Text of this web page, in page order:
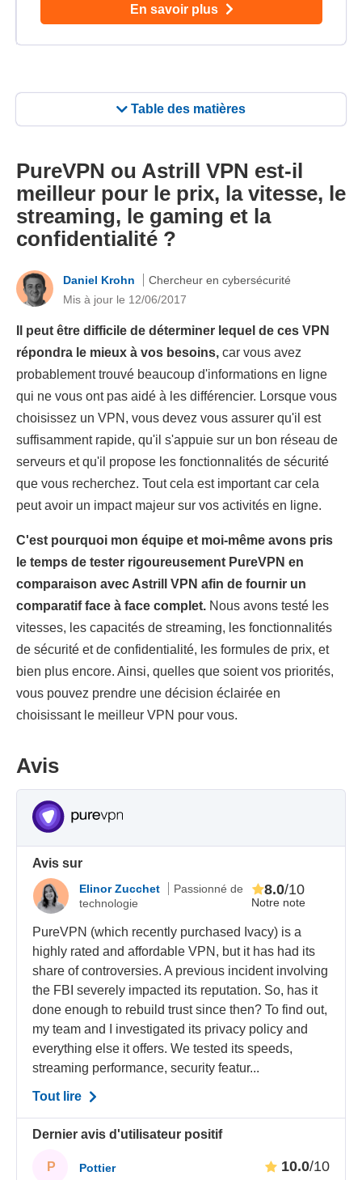
Table des matières
En savoir plus
PureVPN ou Astrill VPN est-il
meilleur pour le prix, la vitesse, le
streaming, le gaming et la
confidentialité ?
Daniel Krohn
Chercheur en cybersécurité
Mis à jour le 12/06/2017
Il peut être difficile de déterminer lequel de ces VPN
répondra le mieux à vos besoins, car vous avez
probablement trouvé beaucoup d'informations en ligne
qui ne vous ont pas aidé à les différencier. Lorsque vous
choisissez un VPN, vous devez vous assurer qu'il est
suffisamment rapide, qu'il s'appuie sur un bon réseau de
serveurs et qu'il propose les fonctionnalités de sécurité
que vous recherchez. Tout cela est important car cela
peut avoir un impact majeur sur vos activités en ligne.
C'est pourquoi mon équipe et moi-même avons pris
le temps de tester rigoureusement PureVPN en
comparaison avec Astrill VPN afin de fournir un
comparatif face à face complet. Nous avons testé les
vitesses, les capacités de streaming, les fonctionnalités
de sécurité et de confidentialité, les formules de prix, et
bien plus encore. Ainsi, quelles que soient vos priorités,
vous pouvez prendre une décision éclairée en
choisissant le meilleur VPN pour vous.
Avis
Avis sur
Elinor Zucchet
Passionné de
technologie
Notre note
8.0/10
PureVPN (which recently purchased Ivacy) is a
highly rated and affordable VPN, but it has had its
share of controversies. A previous incident involving
the FBI severely impacted its reputation. So, has it
done enough to rebuild trust since then? To find out,
my team and I investigated its privacy policy and
everything else it offers. We tested its speeds,
streaming performance, security featur...
Tout lire
Dernier avis d'utilisateur positif
P Pottier 10.0/10